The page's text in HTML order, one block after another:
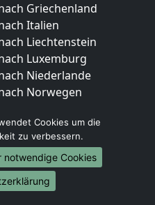
Griechenland
Italien
Liechtenstein
Luxemburg
Niederlande
Norwegen
Berlin
Hamburg
München
Köln
Cookies um die
zu verbessern.
notwendige Cookies